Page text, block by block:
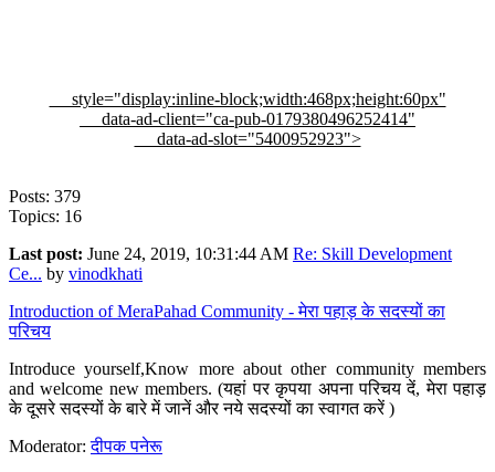
style="display:inline-block;width:468px;height:60px"
data-ad-client="ca-pub-0179380496252414"
data-ad-slot="5400952923">
Posts: 379
Topics: 16
Last post: June 24, 2019, 10:31:44 AM Re: Skill Development
Ce... by vinodkhati
Introduction of MeraPahad Community - मेरा पहाड़ के सदस्यों का
परिचय
Introduce yourself,Know more about other community members
and welcome new members. (यहां पर कृपया अपना परिचय दें, मेरा पहाड़
के दूसरे सदस्यों के बारे में जानें और नये सदस्यों का स्वागत करें )
Moderator:दीपक पनेरू